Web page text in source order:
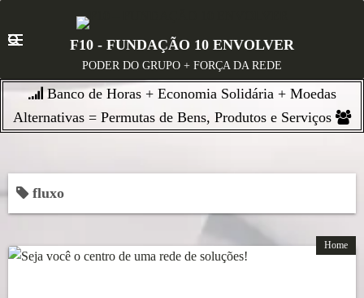
t
c
t
F10 - FUNDAÇÃO 10 ENVOLVER
PODER DO GRUPO + FORÇA DA REDE
Banco de Horas + Economia Solidária + Moedas
Alternativas = Permutas de Bens, Produtos e Serviços
fluxo
Home